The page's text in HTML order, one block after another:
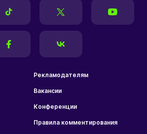
Рекламодателям
Вакансии
Конференции
Правила комментирования